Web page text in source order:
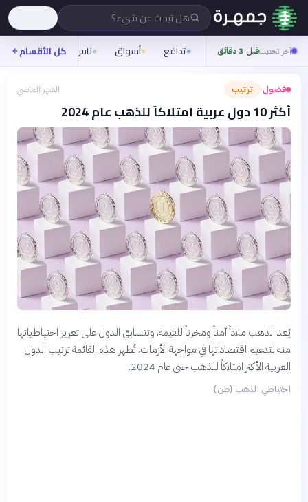
هل تبحث عن شيء؟
آخر تحديثقبل 3 دقائق تدافع أسواق ناس روح
كل الأقسام
فضول› ترتيب الشهر الماضي
أكثر 10 دول عربية امتلاكاً للذهب عام 2024
يُعد الذهب ملاذاً آمناً ومخزناً للقيمة، وتتسابق الدول على تعزيز احتياطياتها
منه لتدعيم اقتصاداتها في مواجهة الأزمات. تُظهر هذه القائمة ترتيب الدول
العربية الأكثر امتلاكاً للذهب حتى عام 2024.
احتياطي الذهب (طن)